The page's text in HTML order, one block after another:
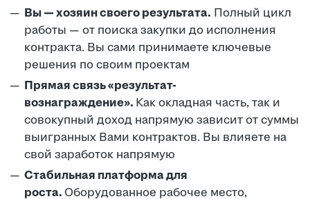
Вы — хозяин своего результата. Полный цикл
работы — от поиска закупки до исполнения
контракта. Вы сами принимаете ключевые
решения по своим проектам
Прямая связь «результат-
вознаграждение». Как окладная часть, так и
совокупный доход напрямую зависит от суммы
выигранных Вами контрактов. Вы влияете на
свой заработок напрямую
Стабильная платформа для
роста. Оборудованное рабочее место,